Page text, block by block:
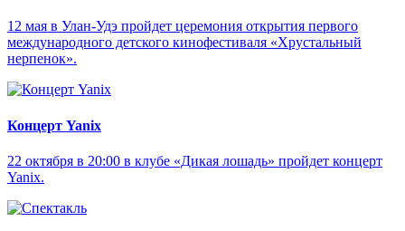
12 мая в Улан-Удэ пройдет церемония открытия первого
международного детского кинофестиваля «Хрустальный
нерпенок».
Концерт Yanix
22 октября в 20:00 в клубе «Дикая лошадь» пройдет концерт
Yanix.